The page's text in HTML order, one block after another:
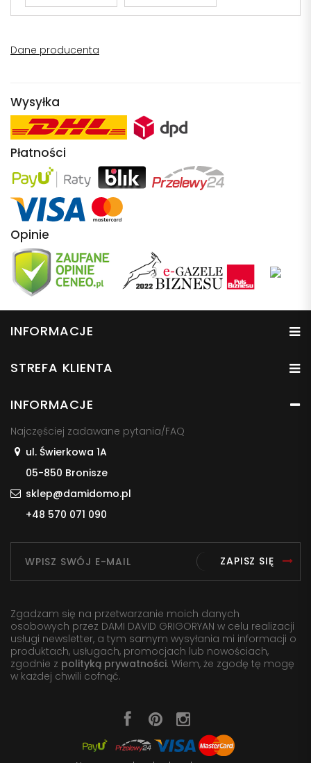
Dane producenta
Wysyłka
Płatności
Opinie
INFORMACJE
STREFA KLIENTA
INFORMACJE
Najczęściej zadawane pytania/FAQ
ul. Świerkowa 1A
05-850 Bronisze
sklep@damidomo.pl
+48 570 071 090
ZAPISZ SIĘ
Zgadzam się na przetwarzanie moich danych
osobowych przez DAMI DAVID GRIGORYAN w celu realizacji
usługi newsletter, a tym samym wysyłania mi informacji o
produktach, usługach, promocjach lub nowościach,
zgodnie z polityką prywatności. Wiem, że zgodę tę mogę
w każdej chwili cofnąć.